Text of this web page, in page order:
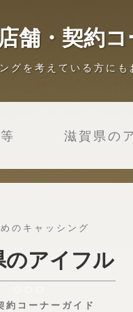
舗・契約
グを考えている方にも
滋賀県の
のキャッシング
のアイフル
約コーナーガイド